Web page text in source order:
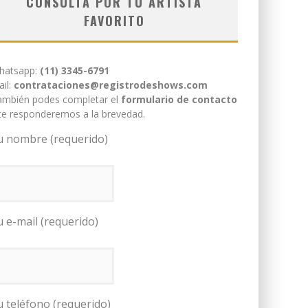
FAVORITO
(11) 3345-6791
contrataciones@registrodeshows.com
podes completar el formulario de contacto
responderemos a la brevedad.
nombre (requerido)
e-mail (requerido)
teléfono (requerido)